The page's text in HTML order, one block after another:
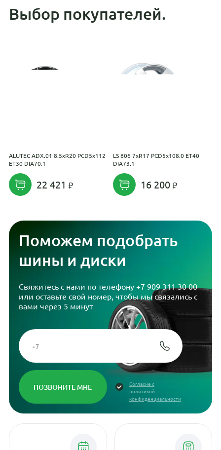
Выбор покупателей.
ALUTEC ADX.01 8.5xR20 PCD5x112
ET30 DIA70.1
22 421
LS 806 7xR17 PCD5x108.0 ET40
DIA73.1
16 200
Поможем подобрать
шины и диски
Свяжитесь с нами по телефону +7 909 311 30 00
или оставьте свой номер, чтобы мы связались с
вами через 5 минут
Согласие с
политикой
конфиденциальности